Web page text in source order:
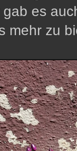
es
mehr zu